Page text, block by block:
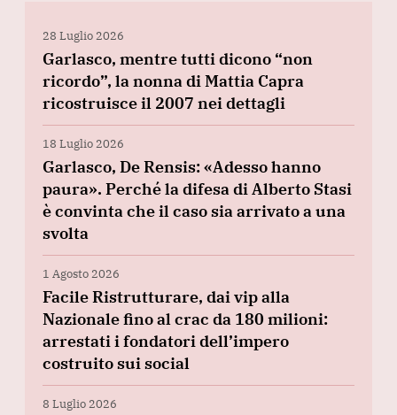
28 Luglio 2026
Garlasco, mentre tutti dicono “non
ricordo”, la nonna di Mattia Capra
ricostruisce il 2007 nei dettagli
18 Luglio 2026
Garlasco, De Rensis: «Adesso hanno
paura». Perché la difesa di Alberto Stasi
è convinta che il caso sia arrivato a una
svolta
1 Agosto 2026
Facile Ristrutturare, dai vip alla
Nazionale fino al crac da 180 milioni:
arrestati i fondatori dell’impero
costruito sui social
8 Luglio 2026